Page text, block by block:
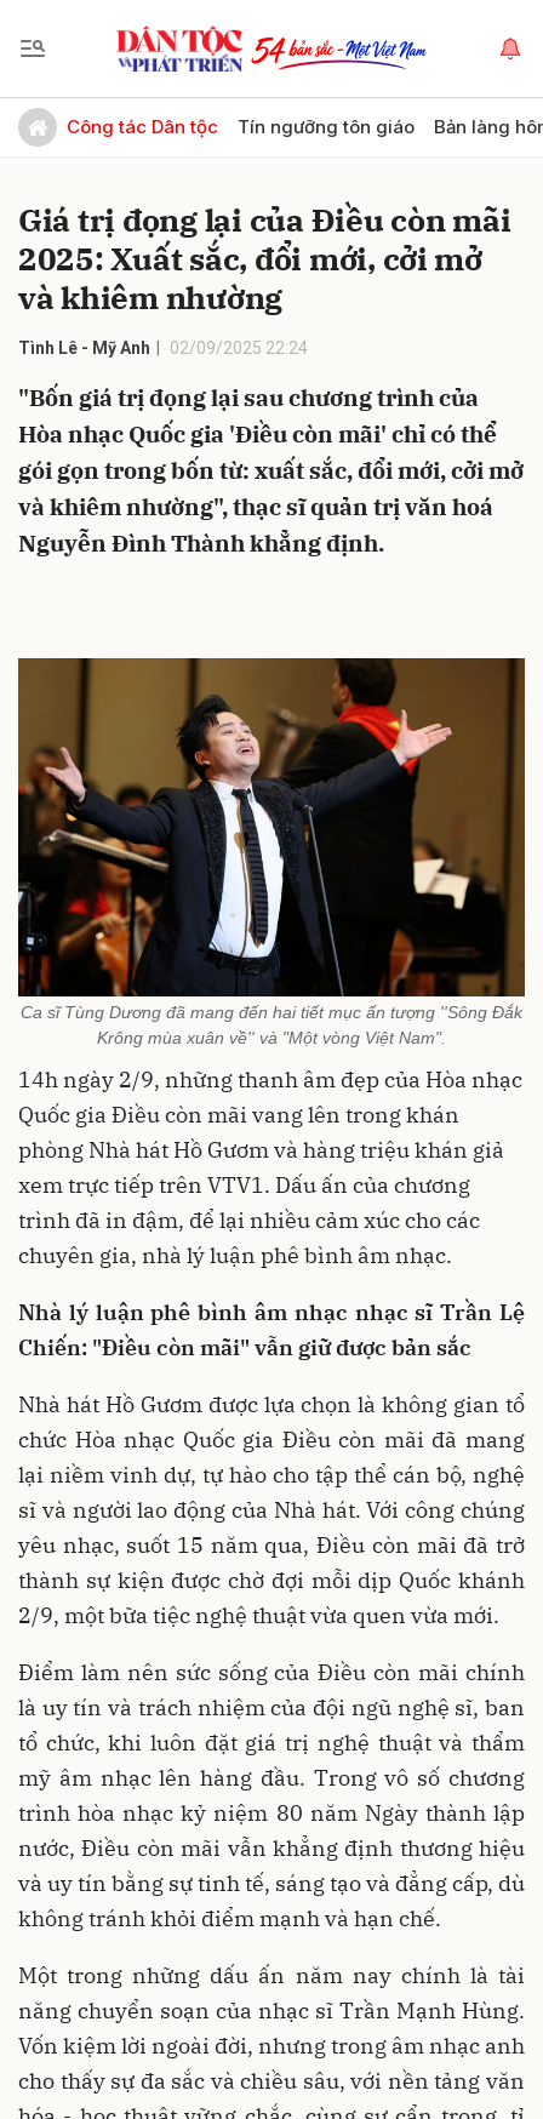
Công tác Dân tộc Tín ngưỡng tôn giáo Bản làng
Giá trị đọng lại của Điều còn mãi
2025: Xuất sắc, đổi mới, cởi mở
và khiêm nhường
Tình Lê - Mỹ Anh 02/09/2025 22:24
"Bốn giá trị đọng lại sau chương trình của
Hòa nhạc Quốc gia 'Điều còn mãi' chỉ có thể
gói gọn trong bốn từ: xuất sắc, đổi mới, cởi mở
và khiêm nhường", thạc sĩ quản trị văn hoá
Nguyễn Đình Thành khẳng định.
Ca sĩ Tùng Dương đã mang đến hai tiết mục ấn tượng ''Sông Đắk
Krông mùa xuân về'' và "Một vòng Việt Nam".
14h ngày 2/9, những thanh âm đẹp của Hòa nhạc
Quốc gia Điều còn mãi vang lên trong khán
phòng Nhà hát Hồ Gươm và hàng triệu khán giả
xem trực tiếp trên VTV1. Dấu ấn của chương
trình đã in đậm, để lại nhiều cảm xúc cho các
chuyên gia, nhà lý luận phê bình âm nhạc.
Nhà lý luận phê bình âm nhạc nhạc sĩ Trần Lệ
Chiến: "Điều còn mãi" vẫn giữ được bản sắc
Nhà hát Hồ Gươm được lựa chọn là không gian tổ
chức Hòa nhạc Quốc gia Điều còn mãi đã mang
lại niềm vinh dự, tự hào cho tập thể cán bộ, nghệ
sĩ và người lao động của Nhà hát. Với công chúng
yêu nhạc, suốt 15 năm qua, Điều còn mãi đã trở
thành sự kiện được chờ đợi mỗi dịp Quốc khánh
2/9, một bữa tiệc nghệ thuật vừa quen vừa mới.
Điểm làm nên sức sống của Điều còn mãi chính
là uy tín và trách nhiệm của đội ngũ nghệ sĩ, ban
tổ chức, khi luôn đặt giá trị nghệ thuật và thẩm
mỹ âm nhạc lên hàng đầu. Trong vô số chương
trình hòa nhạc kỷ niệm 80 năm Ngày thành lập
nước, Điều còn mãi vẫn khẳng định thương hiệu
và uy tín bằng sự tinh tế, sáng tạo và đẳng cấp, dù
không tránh khỏi điểm mạnh và hạn chế.
Một trong những dấu ấn năm nay chính là tài
năng chuyển soạn của nhạc sĩ Trần Mạnh Hùng.
Vốn kiệm lời ngoài đời, nhưng trong âm nhạc anh
cho thấy sự đa sắc và chiều sâu, với nền tảng văn
Gửi bình luận